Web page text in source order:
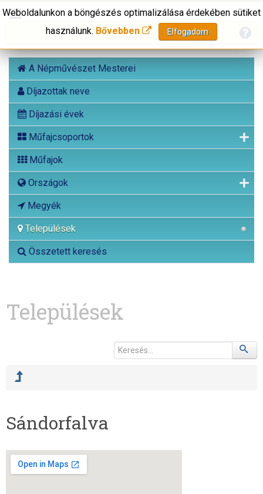
A Népművészet Mesterei
Díjazottak neve
Díjazási évek
Műfajcsoportok
Műfajok
Országok
Megyék
Települések
Összetett keresés
Weboldalunkon a böngészés optimalizálása érdekében sütiket
használunk. Bővebben Elfogadom
Települések
Sándorfalva